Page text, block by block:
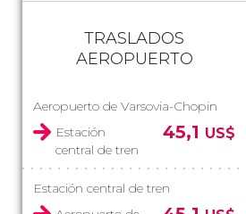
TRASLADOS
AEROPUERTO
Aeropuerto de Varsovia-Chopin
Estación
central de tren
45,1 US$
Estación central de tren